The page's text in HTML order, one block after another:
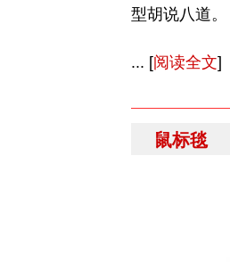
型胡说八道。
... [阅读全文]
鼠标毯